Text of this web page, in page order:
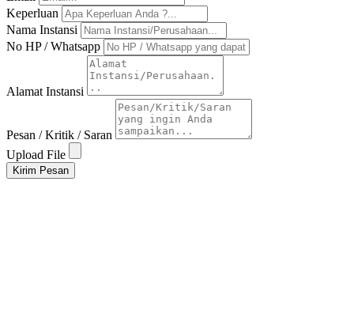
Keperluan
Nama Instansi
No HP / Whatsapp
Alamat Instansi
Pesan / Kritik / Saran
Upload File
Kirim Pesan